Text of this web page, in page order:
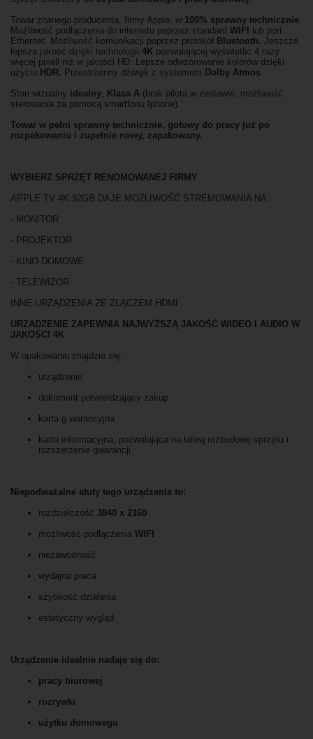
Towar znanego producenta, firmy Apple, w 100% sprawny technicznie.
Możliwość podłączenia do internetu poprzez standard WIFI
lub port
Ethernet. Możliwość komunikacji poprzez protokół Bluetooth. Jeszcze
lepsza jakość dzięki technologii 4K pozwalającej wyświetlić 4 razy
więcej pixeli niż w jakości HD. Lepsze odwzorowanie kolorów dzięki
użyciu HDR. Przestrzenny dźwięk z systemem Dolby Atmos.
Stan wizualny idealny, Klasa A-(brak pilota w zestawie, możliwość
sterowania za pomocą smartfonu Iphone).
Towar w pełni sprawny technicznie, gotowy do pracy już po
rozpakowaniu i zupełnie nowy, zapakowany.
WYBIERZ SPRZĘT RENOMOWANEJ FIRMY
APPLE TV 4K 32GB DAJE MOŻLIWOŚĆ STREMOWANIA NA:
- MONITOR
- PROJEKTOR
- KINO DOMOWE
- TELEWIZOR
INNE URZĄDZENIA ZE ZŁĄCZEM HDMI
URZADZENIE ZAPEWNIA NAJWYŻSZĄ JAKOŚĆ WIDEO I AUDIO W
JAKOŚCI 4K
W opakowaniu znajdzie się:
urządzenie
dokument potwierdzający zakup
karta g.warancyjna
karta informacyjna, pozwalająca na łatwą rozbudowę sprzętu i
rozszerzenie gwarancji
Niepodważalne atuty tego urządzenia to:
rozdzielczość 3840 x 2160
możliwość podłączenia WIFI
niezawodność
wydajna praca
szybkość działania
estetyczny wygląd
Urządzenie idealnie nadaje się do:
pracy biurowej
rozrywki
użytku domowego